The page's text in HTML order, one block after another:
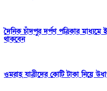
দৈনিক চাঁদপুর দর্পণ পত্রিকার
থাকবেন
ওমরাহ যাত্রীদের কোটি টাকা নিয়ে